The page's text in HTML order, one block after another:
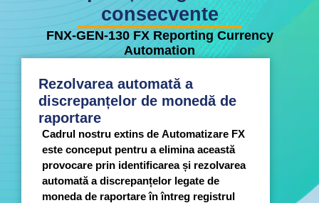
consecvente
FNX-GEN-130 FX Reporting Currency
Automation
Rezolvarea automată a
discrepanțelor de monedă de
raportare
Cadrul nostru extins de Automatizare FX
este conceput pentru a elimina această
provocare prin identificarea și rezolvarea
automată a discrepanțelor legate de
moneda de raportare în întreg registrul